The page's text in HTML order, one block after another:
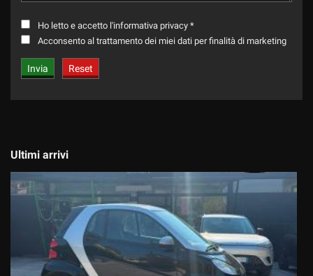
Ho letto e accetto l'informativa privacy *
Acconsento al trattamento dei miei dati per finalità di marketing
Ultimi arrivi